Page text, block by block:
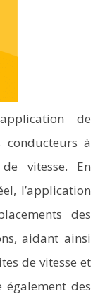
de
à
vitesse. En
l’application
des
aidant ainsi
de vitesse et
également des